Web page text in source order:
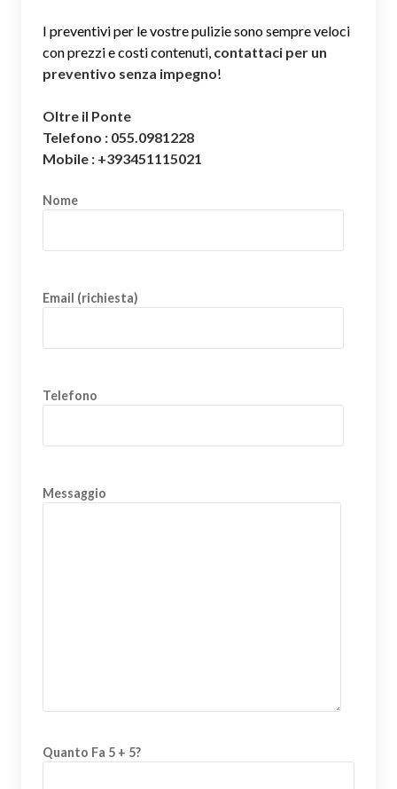
I preventivi per le vostre pulizie sono sempre veloci
con prezzi e costi contenuti, contattaci per un
preventivo senza impegno!
Oltre il Ponte
Telefono : 055.0981228
Mobile : +393451115021
Nome
Email (richiesta)
Telefono
Messaggio
Quanto Fa 5 + 5?